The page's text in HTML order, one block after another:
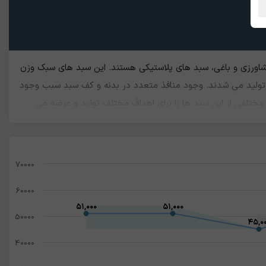
و باغی، سبد های پلاستیکی هستند. این سبد های سبک وزن
تولید می شدند. وجود منافذ متعدد در بدنه و کف سبد سبب وجود
روزانه تعداد بسیار بالایی از آنها را از سطح میادین میوه و تره
۵۱,۰۰۰
۵۱,۰۰۰ ۵۱,۰۰۰
۵۱,۰۰۰
40000
50000
60000
70000